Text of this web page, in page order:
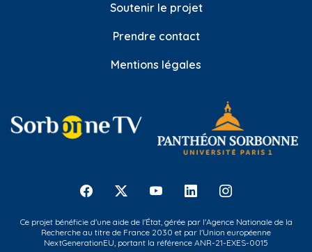
Soutenir le projet
Prendre contact
Mentions légales
Ce projet bénéficie d'une aide de l'État, gérée par l'Agence Nationale de la
Recherche au titre de France 2030 et par l'Union européenne
NextGenerationEU, portant la référence ANR-21-EXES-0015